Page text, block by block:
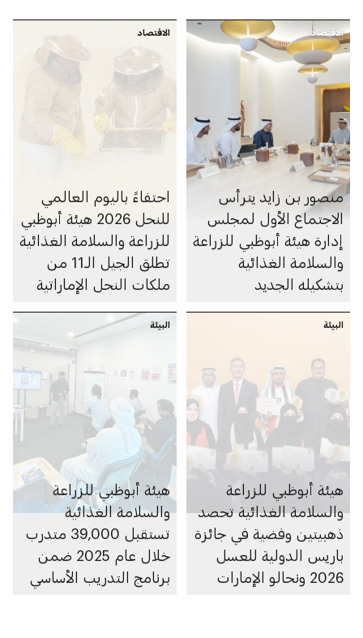
الاقتصاد
منصور بن زايد يترأس
الاجتماع الأول لمجلس
إدارة هيئة أبوظبي للزراعة
والسلامة الغذائية
بتشكيله الجديد
الاقتصاد
احتفاءً باليوم العالمي
للنحل 2026 هيئة أبوظبي
للزراعة والسلامة الغذائية
تطلق الجيل الـ11 من
ملكات النحل الإماراتية
البيئة
هيئة أبوظبي للزراعة
والسلامة الغذائية تحصد
ذهبيتين وفضية في جائزة
باريس الدولية للعسل
2026 ونحالو الإمارات
البيئة
هيئة أبوظبي للزراعة
والسلامة الغذائية
تستقبل 39,000 متدرب
خلال عام 2025 ضمن
برنامج التدريب الأساسي